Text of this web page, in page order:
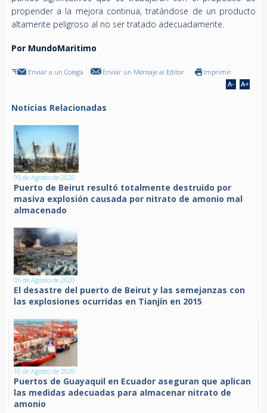
propender a la mejora continua, tratándose de un producto
altamente peligroso al no ser tratado adecuadamente.
Por MundoMaritimo
Enviar a un Colega Enviar un Mensaje al Editor Imprimir
Noticias Relacionadas
05 de Agosto de 2020
Puerto de Beirut resultó totalmente destruido por
masiva explosión causada por nitrato de amonio mal
almacenado
05 de Agosto de 2020
El desastre del puerto de Beirut y las semejanzas con
las explosiones ocurridas en Tianjín en 2015
10 de Agosto de 2020
Puertos de Guayaquil en Ecuador aseguran que aplican
las medidas adecuadas para almacenar nitrato de
amonio